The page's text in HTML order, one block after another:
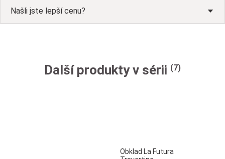
Našli jste lepší cenu?
Další produkty v sérii (7)
Obklad La Futura